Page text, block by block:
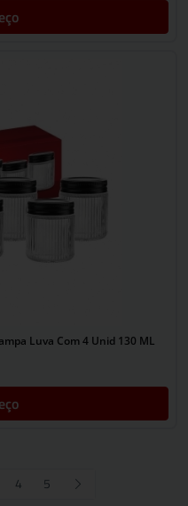
Luva Com 4 Unid 130 ML
4 5